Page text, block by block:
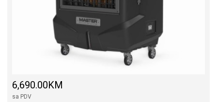
6,690.00KM
sa PDV